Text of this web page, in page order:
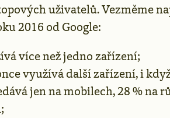
uživatelů. Vezměme
2016 od Google:
více než jedno zařízení;
využívá další zařízení, i
jen na mobilech, 28 % na